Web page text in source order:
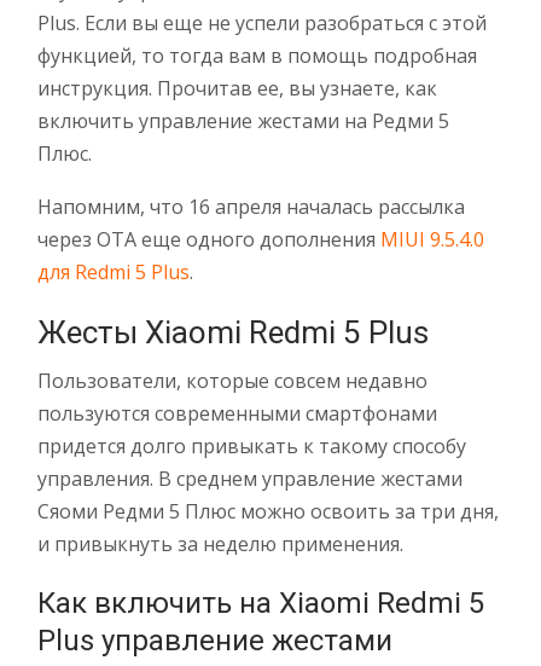
Plus. Если вы еще не успели разобраться с этой
функцией, то тогда вам в помощь подробная
инструкция. Прочитав ее, вы узнаете, как
включить управление жестами на Редми 5
Плюс.
Напомним, что 16 апреля началась рассылка
через OTA еще одного дополнения MIUI 9.5.4.0
для Redmi 5 Plus.
Жесты Xiaomi Redmi 5 Plus
Пользователи, которые совсем недавно
пользуются современными смартфонами
придется долго привыкать к такому способу
управления. В среднем управление жестами
Сяоми Редми 5 Плюс можно освоить за три дня,
и привыкнуть за неделю применения.
Как включить на Xiaomi Redmi 5
Plus управление жестами